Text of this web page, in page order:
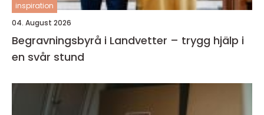
inspiration
04. August 2026
Begravningsbyrå i Landvetter – trygg hjälp i
en svår stund